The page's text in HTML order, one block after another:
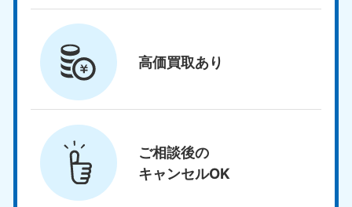
高価買取あり
ご相談後の
キャンセルOK